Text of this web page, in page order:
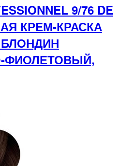
9/76 DE
КРЕМ-КРАСКА
ФИОЛЕТОВЫЙ,